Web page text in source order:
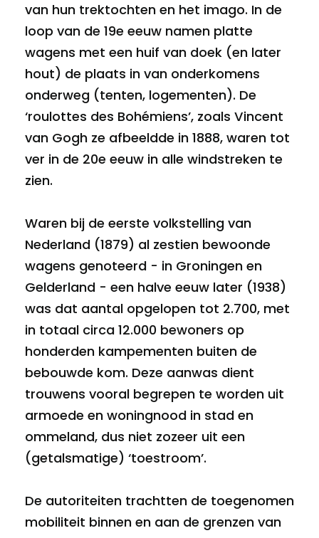
van hun trektochten en het imago. In de
loop van de 19e eeuw namen platte
wagens met een huif van doek (en later
hout) de plaats in van onderkomens
onderweg (tenten, logementen). De
‘roulottes des Bohémiens’, zoals Vincent
van Gogh ze afbeeldde in 1888, waren tot
ver in de 20e eeuw in alle windstreken te
zien.
Waren bij de eerste volkstelling van
Nederland (1879) al zestien bewoonde
wagens genoteerd - in Groningen en
Gelderland - een halve eeuw later (1938)
was dat aantal opgelopen tot 2.700, met
in totaal circa 12.000 bewoners op
honderden kampementen buiten de
bebouwde kom. Deze aanwas dient
trouwens vooral begrepen te worden uit
armoede en woningnood in stad en
ommeland, dus niet zozeer uit een
(getalsmatige) ‘toestroom’.
De autoriteiten trachtten de toegenomen
mobiliteit binnen en aan de grenzen van